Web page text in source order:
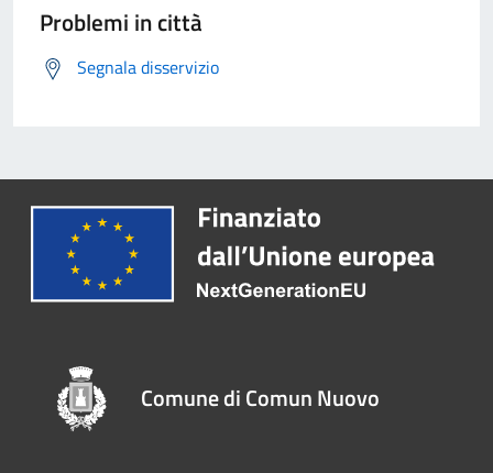
Problemi in città
Segnala disservizio
Comune di Comun Nuovo